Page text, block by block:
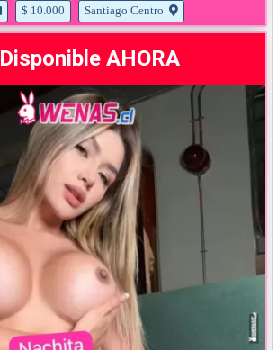
$ 10.000 Santiago Centro
Disponible AHORA